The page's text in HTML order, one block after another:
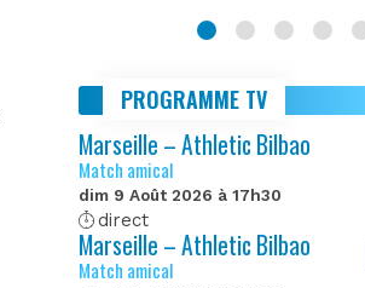
PROGRAMME TV
Marseille – Athletic Bilbao
Match amical
dim 9 Août 2026 à 17h30
direct
Marseille – Athletic Bilbao
Match amical